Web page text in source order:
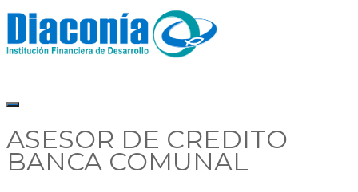
ASESOR DE CREDITO
BANCA COMUNAL